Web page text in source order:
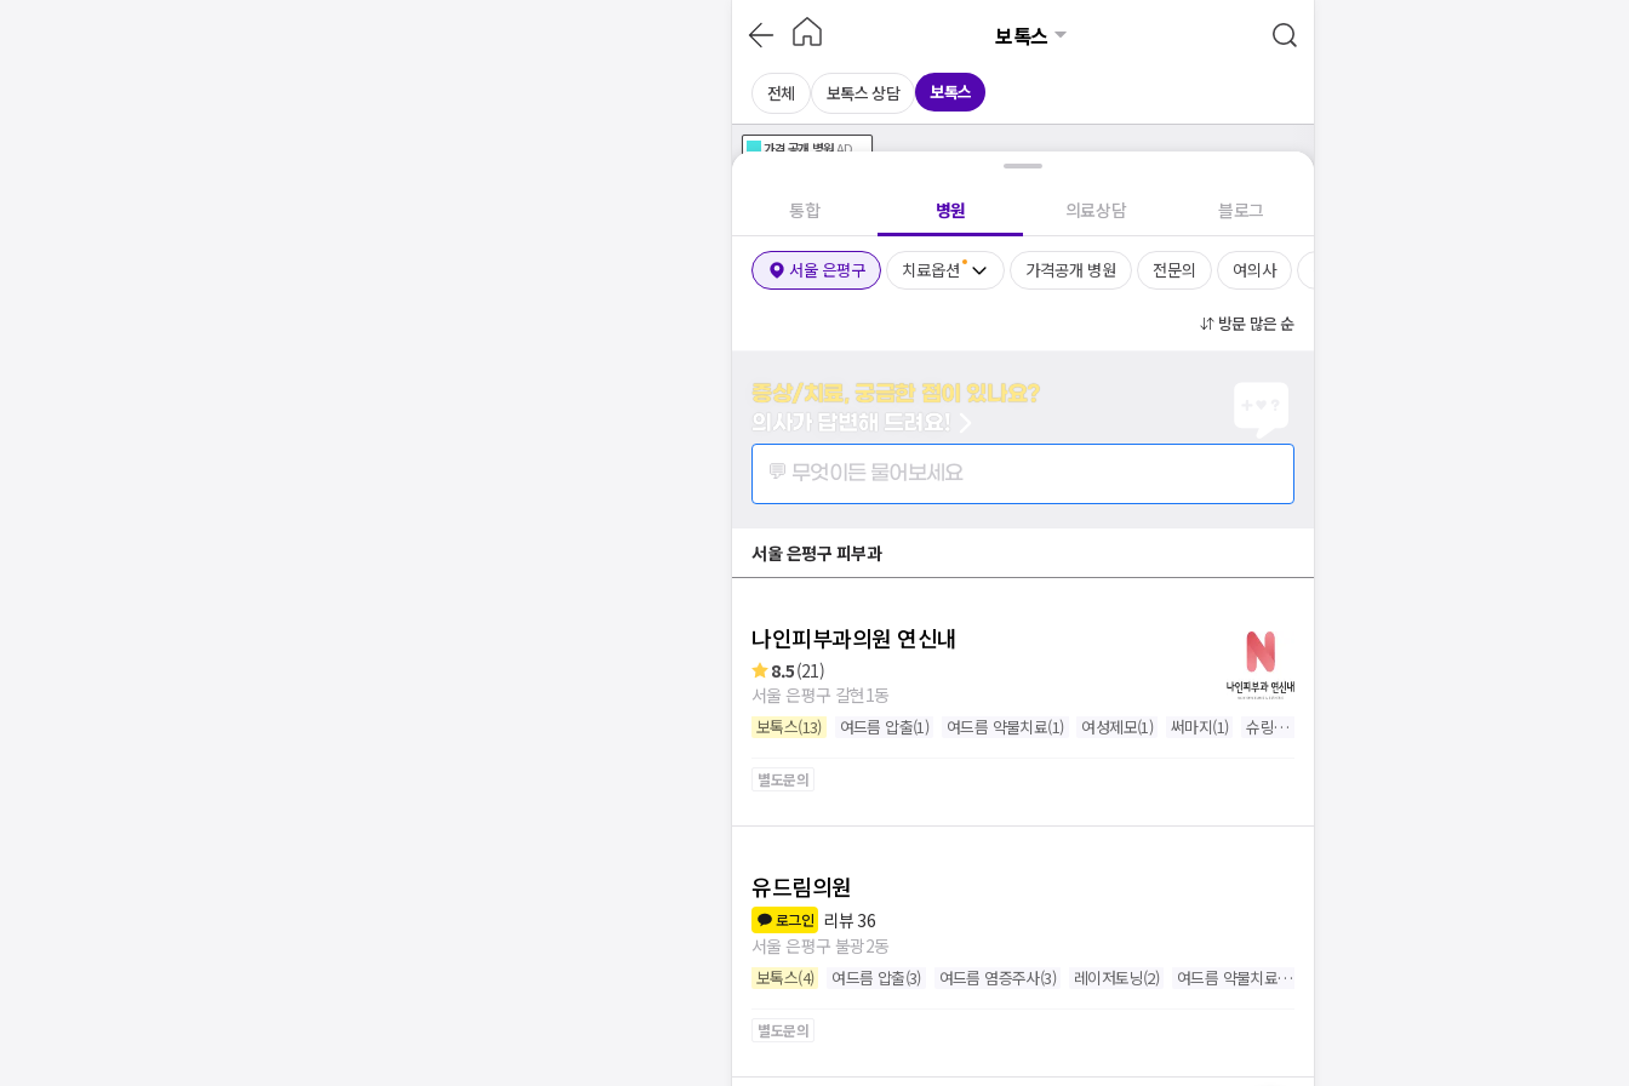
보톡스
전체 보톡스 상담 보톡스
가격공개 병원AD
통합 병원 의료상담 블로그
서울 은평구 치료옵션 가격공개 병원 전문의 여의사
방문 많은 순
증상/치료, 궁금한 점이 있나요?
의사가 답변해 드려요!
💬 무엇이든 물어보세요
서울 은평구 피부과
나인피부과의원 연신내
8.5(21)
서울 은평구 갈현1동
보톡스(13) 여드름 압출(1) 여드름 약물치료(1) 여성제모(1) 써마지(1) 슈링크 (
별도문의
유드림의원
로그인 리뷰 36
서울 은평구 불광2동
보톡스(4) 여드름 압출(3) 여드름 염증주사(3) 레이저토닝(2) 여드름 약물치료( 1 )
별도문의